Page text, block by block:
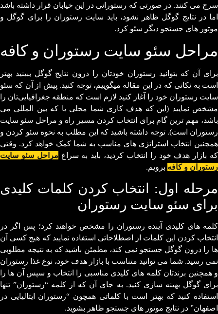
سرچ می کنند. در صورتی که رستورانی در این خیابان قرار داشته باشد
اما در نتایج گوگل ظاهر نشود، باید سایت رستوران را برای گوگل و
موتور های جستجو دیگر سئو کرد.
مراحل سئو سایت رستوران و کافه
برای آن که بتوانید رستوران خودتان را درون نتایج گوگل ببینید بهتر
است به نکاتی که در این مقاله میگوییم، توجه کنید. پیش از آن که سئو
سایت رستوران خود را آغاز کنید لازم است که منطقه جغرافیایی‌تان را
مشخص نمایید (این که هدف کاری شما محلی یا که بین المللی می
باشد، مهم ترین گام برای انتخاب کردن مسیر راه و مراحل سئو سایت
رستوران است). توجه داشته باشید که این مطلب به نحوه سئو کردن و
همچنین انتخاب استراتژی های مناسب به شما کمک خواهد کرد. وقتی
که بازار هدف خود را انتخاب کردید، باید به سراغ مراحل سئو سایت
رستوران و کافه برویم.
مرحله اول: انتخاب کردن کلمات کلیدی
برای سئو سایت رستوران
کلمه های کلیدی آینده رستوران را مشخص خواهند کرد؛ پس اگر در
انتخاب کردن این کلمات از اصطلاحاتی استفاده نمایید که هیچ کسی آن
ها را درون گوگل جستجو نمی کند، مطمئن باشید که به نتیجه مطلوبی
نمی رسید. شما می توانید متناسب با بازار هدف خود، نوع غذا رستوران
و همچنین برندتان کلمه های کلیدی مناسبی را انتخاب و سپس آن ها را
برای گوگل بهینه سازی کنید. به جای آن که از کلمه “رستوران” تنها
استفاده کنید که بهتر است با کلماتی همچون “رستوران ایتالیایی در
اصفهان” در نتایج موتور های جستجو ظاهر بشوید.